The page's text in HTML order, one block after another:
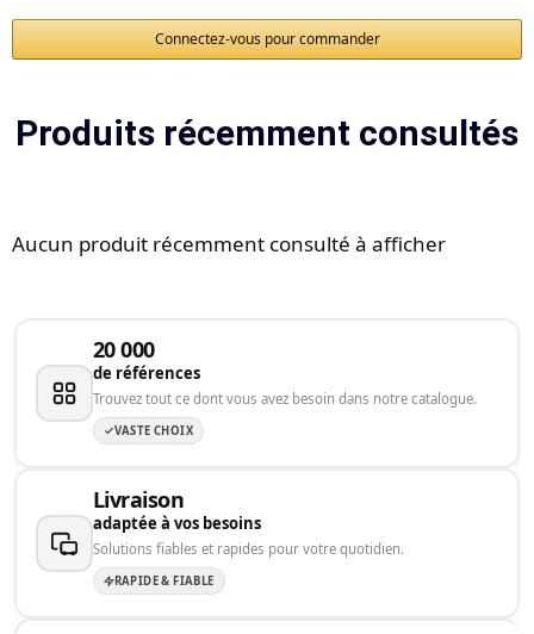
Connectez-vous pour commander
Produits récemment consultés
Aucun produit récemment consulté à afficher
20 000
de références
Trouvez tout ce dont vous avez besoin dans notre catalogue.
VASTE CHOIX
Livraison
adaptée à vos besoins
Solutions fiables et rapides pour votre quotidien.
RAPIDE & FIABLE